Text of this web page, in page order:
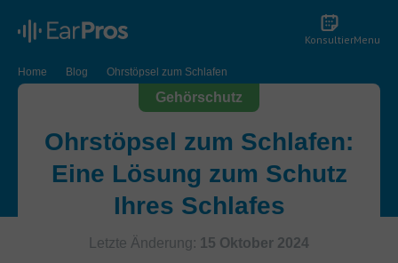
KonsultierMenu
Home Blog Ohrstöpsel zum Schlafen
Gehörschutz
Ohrstöpsel zum Schlafen:
Eine Lösung zum Schutz
Ihres Schlafes
Letzte Änderung: 15 Oktober 2024